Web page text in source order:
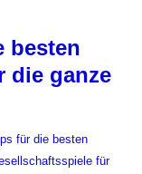
besten
die ganze
für die besten
für